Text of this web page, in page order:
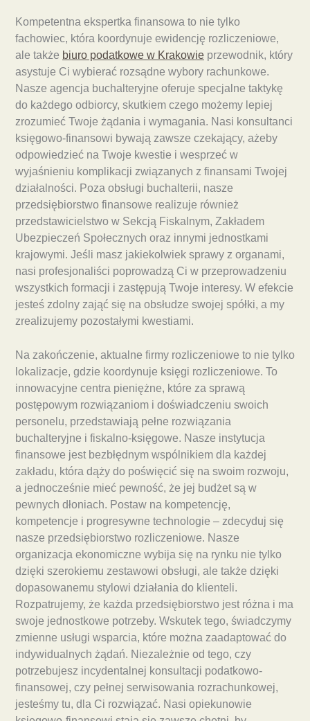
Kompetentna ekspertka finansowa to nie tylko
fachowiec, która koordynuje ewidencję rozliczeniowe,
ale także biuro podatkowe w Krakowie przewodnik, który
asystuje Ci wybierać rozsądne wybory rachunkowe.
Nasze agencja buchalteryjne oferuje specjalne taktykę
do każdego odbiorcy, skutkiem czego możemy lepiej
zrozumieć Twoje żądania i wymagania. Nasi konsultanci
księgowo-finansowi bywają zawsze czekający, ażeby
odpowiedzieć na Twoje kwestie i wesprzeć w
wyjaśnieniu komplikacji związanych z finansami Twojej
działalności. Poza obsługi buchalterii, nasze
przedsiębiorstwo finansowe realizuje również
przedstawicielstwo w Sekcją Fiskalnym, Zakładem
Ubezpieczeń Społecznych oraz innymi jednostkami
krajowymi. Jeśli masz jakiekolwiek sprawy z organami,
nasi profesjonaliści poprowadzą Ci w przeprowadzeniu
wszystkich formacji i zastępują Twoje interesy. W efekcie
jesteś zdolny zająć się na obsłudze swojej spółki, a my
zrealizujemy pozostałymi kwestiami.
Na zakończenie, aktualne firmy rozliczeniowe to nie tylko
lokalizacje, gdzie koordynuje księgi rozliczeniowe. To
innowacyjne centra pieniężne, które za sprawą
postępowym rozwiązaniom i doświadczeniu swoich
personelu, przedstawiają pełne rozwiązania
buchalteryjne i fiskalno-księgowe. Nasze instytucja
finansowe jest bezbłędnym wspólnikiem dla każdej
zakładu, która dąży do poświęcić się na swoim rozwoju,
a jednocześnie mieć pewność, że jej budżet są w
pewnych dłoniach. Postaw na kompetencję,
kompetencje i progresywne technologie – zdecyduj się
nasze przedsiębiorstwo rozliczeniowe. Nasze
organizacja ekonomiczne wybija się na rynku nie tylko
dzięki szerokiemu zestawowi obsługi, ale także dzięki
dopasowanemu stylowi działania do klienteli.
Rozpatrujemy, że każda przedsiębiorstwo jest różna i ma
swoje jednostkowe potrzeby. Wskutek tego, świadczymy
zmienne usługi wsparcia, które można zaadaptować do
indywidualnych żądań. Niezależnie od tego, czy
potrzebujesz incydentalnej konsultacji podatkowo-
finansowej, czy pełnej serwisowania rozrachunkowej,
jesteśmy tu, dla Ci rozwiązać. Nasi opiekunowie